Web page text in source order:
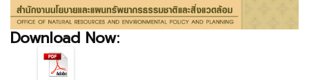
Download Now: